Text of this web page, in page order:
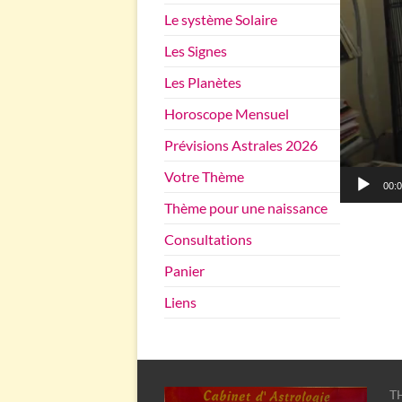
Le système Solaire
Les Signes
Les Planètes
Horoscope Mensuel
Prévisions Astrales 2026
Votre Thème
Thème pour une naissance
Consultations
Panier
Liens